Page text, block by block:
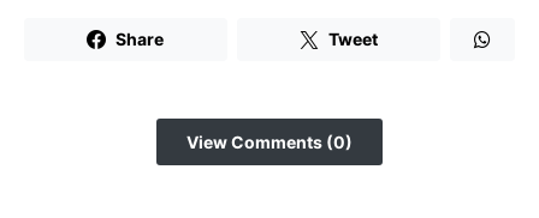
Share Tweet
View Comments (0)